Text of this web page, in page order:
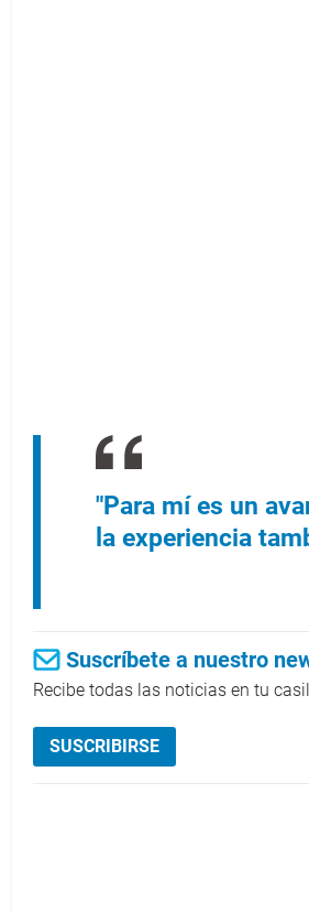
"Para mí es un
la experiencia
Suscríbete a nuestro
Recibe todas las noticias en tu
SUSCRIBIRSE